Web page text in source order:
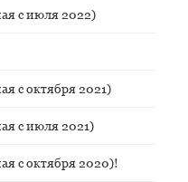
с июля 2022)
с октября 2021)
с июля 2021)
с октября 2020)!